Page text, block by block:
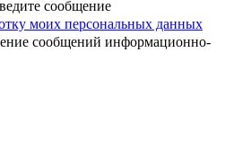
сообщение
моих персональных данных
сообщений информационно-